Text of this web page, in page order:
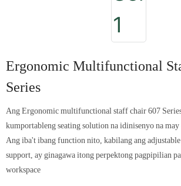
Ergonomic Multifunctional
Series
Ang Ergonomic multifunctional staff chair 607
kumportableng seating solution na idinisenyo na may
Ang iba't ibang function nito, kabilang ang
support, ay ginagawa itong perpektong pagpipilian
workspace